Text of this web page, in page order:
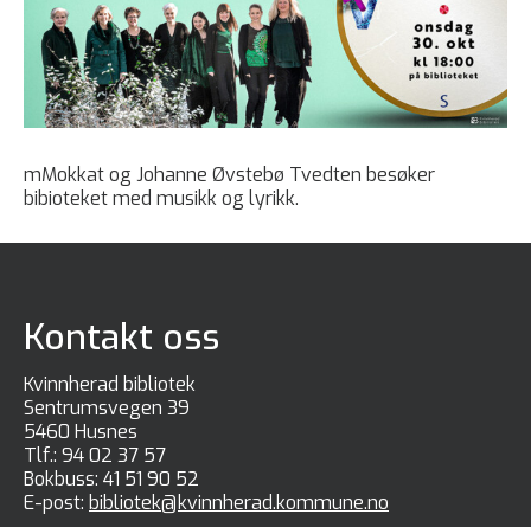
mMokkat og Johanne Øvstebø Tvedten besøker
bibioteket med musikk og lyrikk.
Kontakt oss
Kvinnherad bibliotek
Sentrumsvegen 39
5460 Husnes
Tlf.: 94 02 37 57
Bokbuss: 41 51 90 52
E-post: bibliotek@kvinnherad.kommune.no